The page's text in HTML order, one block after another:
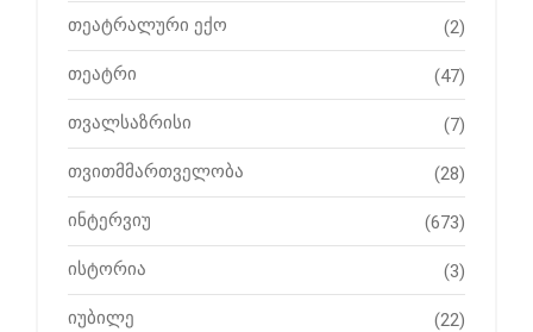
თეატრალური ექო (2)
თეატრი (47)
თვალსაზრისი (7)
თვითმმართველობა (28)
ინტერვიუ (673)
ისტორია (3)
იუბილე (22)